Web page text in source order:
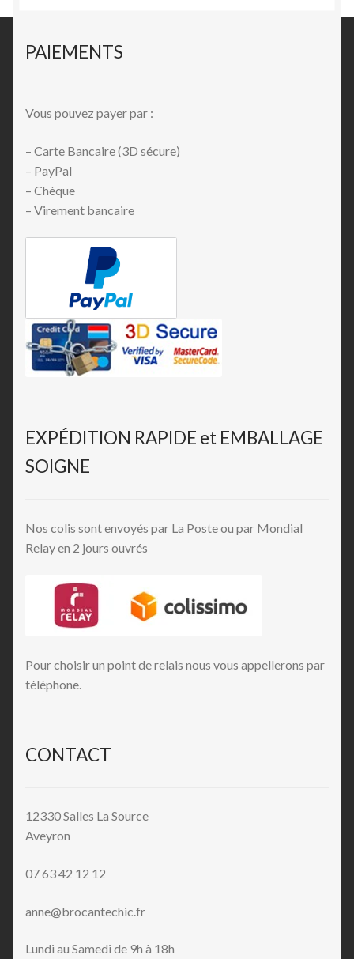
PAIEMENTS
Vous pouvez payer par :
– Carte Bancaire (3D sécure)
– PayPal
– Chèque
– Virement bancaire
EXPÉDITION RAPIDE et EMBALLAGE
SOIGNE
Nos colis sont envoyés par La Poste ou par Mondial
Relay en 2 jours ouvrés
Pour choisir un point de relais nous vous appellerons par
téléphone.
CONTACT
12330 Salles La Source
Aveyron
07 63 42 12 12
anne@brocantechic.fr
Lundi au Samedi de 9h à 18h